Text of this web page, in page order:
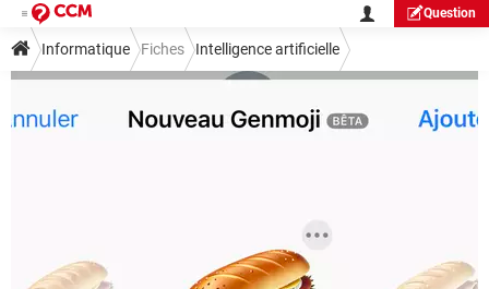
Question
Informatique Fiches Intelligence artificielle